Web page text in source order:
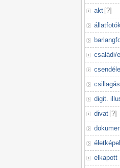
akt [?]
családi/
digit.
divat [?]
elkapott